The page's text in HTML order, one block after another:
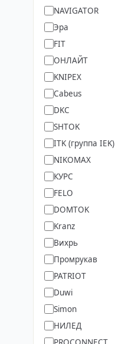
NAVIGATOR
Эра
FIT
ОНЛАЙТ
KNIPEX
Cabeus
DKC
SHTOK
ITK (группа IEK)
NIKOMAX
КУРС
FELO
DOMTOK
Kranz
Вихрь
Промрукав
PATRIOT
Duwi
Simon
НИЛЕД